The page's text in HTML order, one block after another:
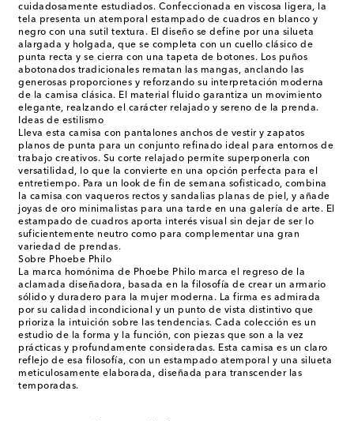
cuidadosamente estudiados. Confeccionada en viscosa ligera, la
tela presenta un atemporal estampado de cuadros en blanco y
negro con una sutil textura. El diseño se define por una silueta
alargada y holgada, que se completa con un cuello clásico de
punta recta y se cierra con una tapeta de botones. Los puños
abotonados tradicionales rematan las mangas, anclando las
generosas proporciones y reforzando su interpretación moderna
de la camisa clásica. El material fluido garantiza un movimiento
elegante, realzando el carácter relajado y sereno de la prenda.
Ideas de estilismo
Lleva esta camisa con pantalones anchos de vestir y zapatos
planos de punta para un conjunto refinado ideal para entornos de
trabajo creativos. Su corte relajado permite superponerla con
versatilidad, lo que la convierte en una opción perfecta para el
entretiempo. Para un look de fin de semana sofisticado, combina
la camisa con vaqueros rectos y sandalias planas de piel, y añade
joyas de oro minimalistas para una tarde en una galería de arte. El
estampado de cuadros aporta interés visual sin dejar de ser lo
suficientemente neutro como para complementar una gran
variedad de prendas.
Sobre Phoebe Philo
La marca homónima de Phoebe Philo marca el regreso de la
aclamada diseñadora, basada en la filosofía de crear un armario
sólido y duradero para la mujer moderna. La firma es admirada
por su calidad incondicional y un punto de vista distintivo que
prioriza la intuición sobre las tendencias. Cada colección es un
estudio de la forma y la función, con piezas que son a la vez
prácticas y profundamente consideradas. Esta camisa es un claro
reflejo de esa filosofía, con un estampado atemporal y una silueta
meticulosamente elaborada, diseñada para transcender las
temporadas.